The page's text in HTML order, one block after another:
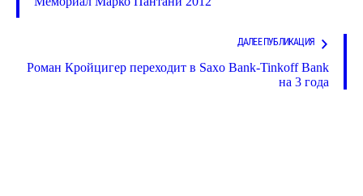
ДАЛЕЕ ПУБЛИКАЦИЯ
Роман Кройцигер переходит в Saxo Bank-Tinkoff Bank
на 3 года